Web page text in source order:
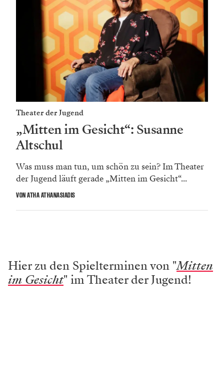
Theater der Jugend
„Mitten im Gesicht“: Susanne
Altschul
Was muss man tun, um schön zu sein? Im Theater
der Jugend läuft gerade „Mitten im Gesicht“...
VON ATHA ATHANASIADIS
Hier zu den Spielterminen von "Mitten
im Gesicht" im Theater der Jugend!